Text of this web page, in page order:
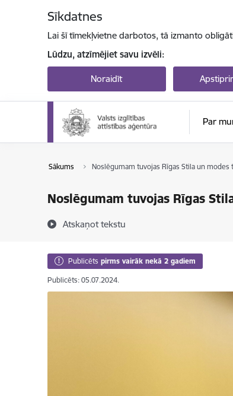
Sīkdatnes
Lai šī tīmekļvietne darbotos, tā izmanto
Lūdzu, atzīmējiet savu izvēli:
Noraidīt
Par
Sākums Noslēgumam tuvojas Rīgas Stila un
Noslēgumam tuvojas Rīgas
Atskaņot tekstu
Publicēts pirms vairāk nekā 2 gadiem
Publicēts: 05.07.2024.